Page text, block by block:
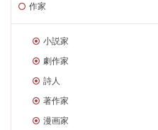
作家
小説家
劇作家
詩人
著作家
漫画家